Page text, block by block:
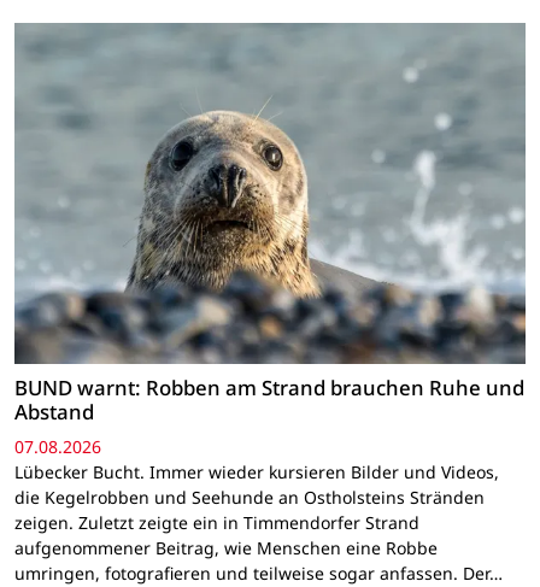
BUND warnt: Robben am Strand brauchen Ruhe und
Abstand
07.08.2026
Lübecker Bucht. Immer wieder kursieren Bilder und Videos,
die Kegelrobben und Seehunde an Ostholsteins Stränden
zeigen. Zuletzt zeigte ein in Timmendorfer Strand
aufgenommener Beitrag, wie Menschen eine Robbe
umringen, fotografieren und teilweise sogar anfassen. Der…